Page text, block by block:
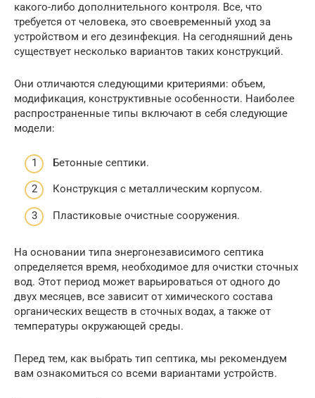
какого-либо дополнительного контроля. Все, что
требуется от человека, это своевременный уход за
устройством и его дезинфекция. На сегодняшний день
существует несколько вариантов таких конструкций.
Они отличаются следующими критериями: объем,
модификация, конструктивные особенности. Наиболее
распространенные типы включают в себя следующие
модели:
Бетонные септики.
Конструкция с металлическим корпусом.
Пластиковые очистные сооружения.
На основании типа энергонезависимого септика
определяется время, необходимое для очистки сточных
вод. Этот период может варьироваться от одного до
двух месяцев, все зависит от химического состава
органических веществ в сточных водах, а также от
температуры окружающей среды.
Перед тем, как выбрать тип септика, мы рекомендуем
вам ознакомиться со всеми вариантами устройств.